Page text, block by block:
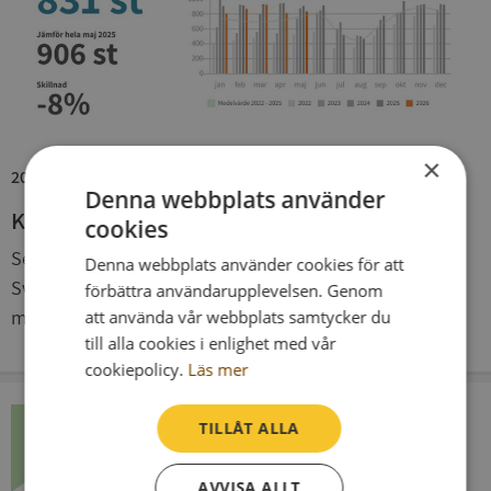
2026-06-11
Konkurserna har minskat sedan december
Sedan december förra året har antalet konkurser i
Sverige minskat och maj månad utgör inget undantag,
med en minskning på 8 procent. Men minskningen ...
×
Denna webbplats använder
cookies
Denna webbplats använder cookies för att
förbättra användarupplevelsen. Genom
att använda vår webbplats samtycker du
till alla cookies i enlighet med vår
cookiepolicy. Läs mer
TILLÅT ALLA